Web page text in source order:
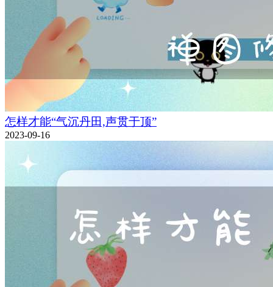
怎样才能“气沉丹田,声贯于顶”
2023-09-16